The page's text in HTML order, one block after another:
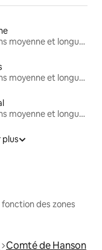
Locations moyenne et longue durée
Locations moyenne et longue durée
Locations moyenne et longue durée
des zones
Comté de Hanson